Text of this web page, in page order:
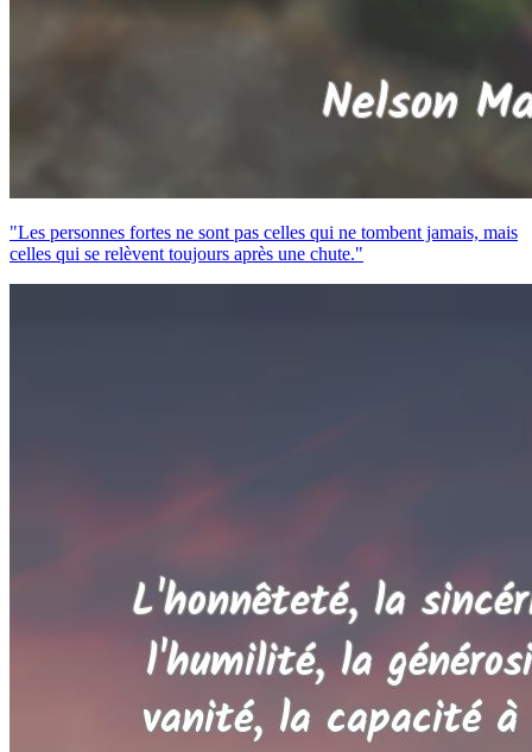
"Les personnes fortes ne sont pas celles qui ne tombent jamais, mais
celles qui se relèvent toujours après une chute."